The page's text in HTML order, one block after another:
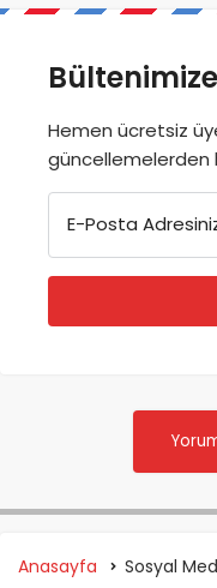
Hemen ücretsiz
güncellemelerden
E-Posta
Anasayfa Sosyal